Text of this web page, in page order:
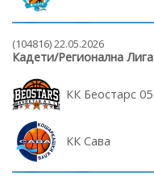
(104816) 22.05.2026
Кадети/Регионална Лига
КК Беостарс 05
КК Сава